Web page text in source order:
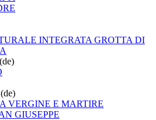
INTEGRATA GROTTA DI
VERGINE E MARTIRE
GIUSEPPE